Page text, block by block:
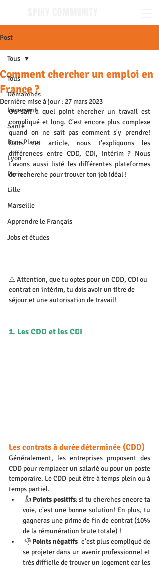
Post
Tous
Démarches
Logement
Santé
Bons Plans
Lyon
Paris
Lille
Marseille
Apprendre le Français
Jobs et études
Tous
Comment chercher un emploi en
France ?
Dernière mise à jour : 27 mars 2023
On sait à quel point chercher un travail est
compliqué et long. C'est encore plus complexe
quand on ne sait pas comment s'y prendre!
Dans cet article, nous t'expliquons les
différences entre CDD, CDI, intérim ? Nous
t'avons aussi listé les différentes plateformes
de recherche pour trouver ton job idéal !
⚠️ Attention, que tu optes pour un CDD, CDI ou
contrat en intérim, tu dois avoir un titre de
séjour et une autorisation de travail!
1. Les CDD et les CDI
Les contrats à durée déterminée (CDD)
Généralement, les entreprises proposent des
CDD pour remplacer un salarié ou pour un poste
temporaire. Le CDD peut être à temps plein ou à
temps partiel.
👍 Points positifs: si tu cherches encore ta
voie, c'est une bonne solution! En plus, tu
gagneras une prime de fin de contrat (10%
de la rémunération brute totale) !
👎 Points négatifs: c'est plus compliqué de
se projeter dans un avenir professionnel et
très difficile de trouver un logement car les